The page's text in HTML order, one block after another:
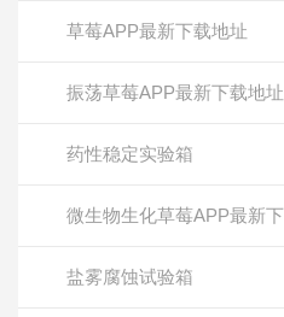
草莓APP最新下载地址
振荡草莓APP最新下载地址
药性稳定实验箱
盐雾腐蚀试验箱